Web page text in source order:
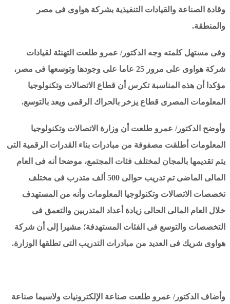
وقادة الصناعة والقيادات التنفيذية بشركة هواوى فى مصر
والمنطقة.
وفى مستهل كلمته وجه الدكتور/ عمرو طلعت التهنئة لقيادات
شركة هواوى على مرور 25 عاما على وجودها وتوسعها فى مصر،
مؤكدا أن هذه المناسبة تكرس أن قطاع الاتصالات وتكنولوجيا
المعلومات المصرى قطاع يزخر بالحراك الرقمى ويعد بالتوسع.
وأوضح الدكتور/ عمرو طلعت أن وزارة الاتصالات وتكنولوجيا
المعلومات أطلقت مصفوفة من مبادرات بناء القدرات الرقمية التى
يتم تقديمها بالمجان لمختلف فئات المجتمع، موضحا أنه فى العام
المالى الماضى تم تدريب حوالى 500 ألف متدرب فى مختلف
تخصصات الاتصالات وتكنولوجيا المعلومات وأنه من المستهدف
خلال العام المالى الحالى زيادة أعداد المتدربين والتعمق فى
التخصصات والتوسع فى الفئات المستهدفة؛ مشيرا إلى أن شركة
هواوى شريك فى العديد من مبادرات التدريب التى تطلقها الوزارة.
وأضاف الدكتور/ عمرو طلعت صناعة الإلكترونيات ولاسيما صناعة